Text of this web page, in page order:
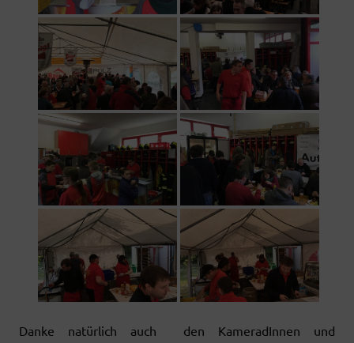
Danke natürlich auch den KameradInnen und